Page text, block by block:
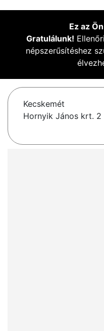
Ez az
Gratulálunk!
népszerűsítéshez
Kecskemét
Hornyik János krt. 2